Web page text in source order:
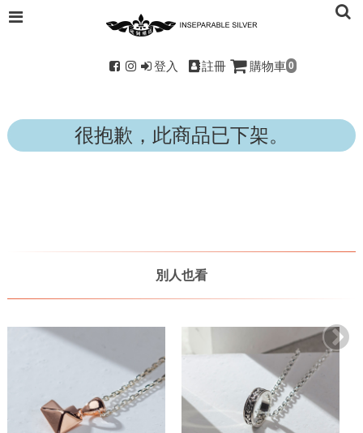
登入 註冊 購物車 0
很抱歉，此商品已下架。
別人也看